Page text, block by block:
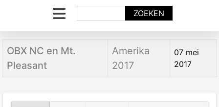
ZOEKEN
Titel Categorie Aanmaakdatum
OBX NC en Mt.
Pleasant
Amerika
2017
07 mei
2017